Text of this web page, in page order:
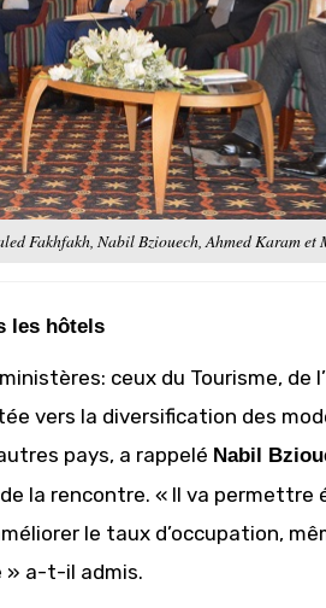
Fakhfakh, Nabil Bziouech, Ahmed Karam et
les hôtels
ceux du Tourisme, de
vers la diversification des
pays, a rappelé Nabil
la rencontre. « Il va
le taux d’occupation,
» a-t-il admis.